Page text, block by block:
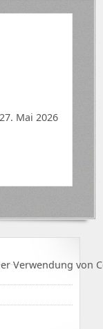
Mai 2026
Verwendung von